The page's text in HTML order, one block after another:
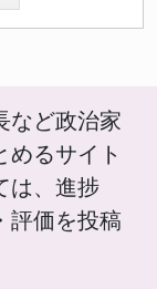
など政治家
るサイト
は、進捗
評価を投稿